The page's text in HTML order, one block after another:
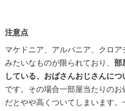
注意点
マケドニア、アルバニア、クロ
みたいなものが限られており、 部
している、おばさんおじさんにつ
です。その場合一部屋当たりの
だとやや高くついてしまいます